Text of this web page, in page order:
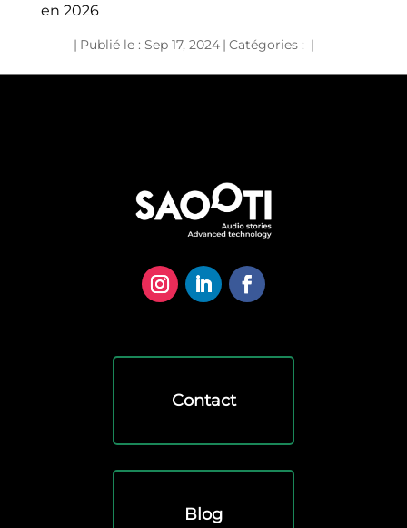
| Publié le : Sep 17, 2024 | Catégories : |
en 2026
Contact
Blog